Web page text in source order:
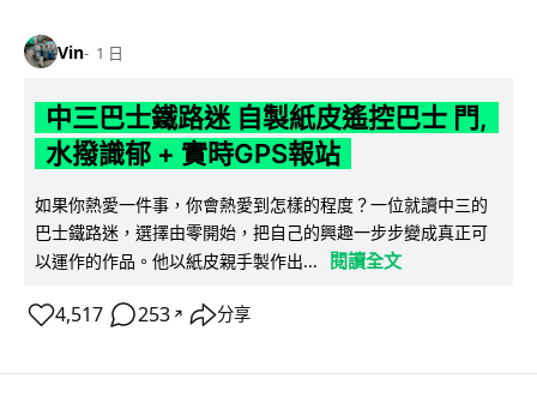
Vin 1 日
中三巴士鐵路迷 自製紙皮遙控巴士 門,
水撥識郁 + 實時GPS報站
如果你熱愛一件事，你會熱愛到怎樣的程度？一位就讀中三的
巴士鐵路迷，選擇由零開始，把自己的興趣一步步變成真正可
以運作的作品。他以紙皮親手製作出...
閱讀全文
4,517 253 ↗ 分享